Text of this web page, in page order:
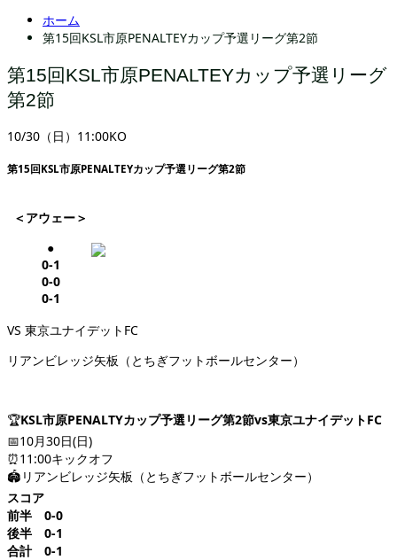
ホーム
第15回KSL市原PENALTEYカップ予選リーグ第2節
第15回KSL市原PENALTEYカップ予選リーグ
第2節
10/30（日）11:00KO
第15回KSL市原PENALTEYカップ予選リーグ第2節
＜アウェー＞
●
0-1
0-0
0-1
VS 東京ユナイデットFC
リアンビレッジ矢板（とちぎフットボールセンター）
🏆KSL市原PENALTYカップ予選リーグ第2節vs東京ユナイデットFC
📅10月30日(日)
⏰11:00キックオフ
🏟リアンビレッジ矢板（とちぎフットボールセンター）
スコア
前半 0-0
後半 0-1
合計 0-1